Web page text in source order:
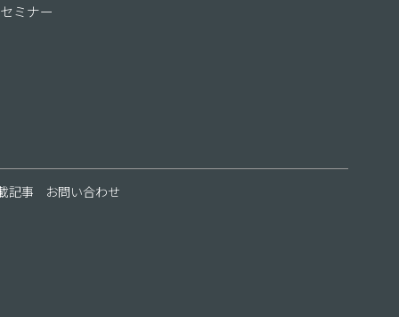
セミナー
記事
お問い合わせ